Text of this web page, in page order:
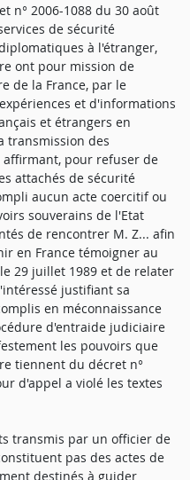
n° 2006-1088 du 30 août
de sécurité
à l'étranger,
ont pour mission de
de la France, par le
et d'informations
et étrangers en
transmission des
pour refuser de
attachés de sécurité
aucun acte coercitif ou
souverains de l'Etat
de rencontrer M. Z... afin
en France témoigner au
29 juillet 1989 et de relater
justifiant sa
en méconnaissance
d'entraide judiciaire
les pouvoirs que
tiennent du décret n°
d'appel a violé les textes
transmis par un officier de
pas des actes de
destinés à guider